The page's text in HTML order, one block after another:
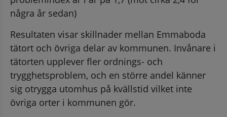
några år sedan)
Resultaten visar skillnader mellan Emmaboda
tätort och övriga delar av kommunen. Invånare i
tätorten upplever fler ordnings- och
trygghetsproblem, och en större andel känner
sig otrygga utomhus på kvällstid vilket inte
övriga orter i kommunen gör.